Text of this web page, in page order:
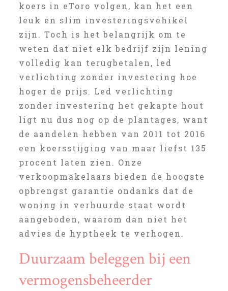
koers in eToro volgen, kan het een
leuk en slim investeringsvehikel
zijn. Toch is het belangrijk om te
weten dat niet elk bedrijf zijn lening
volledig kan terugbetalen, led
verlichting zonder investering hoe
hoger de prijs. Led verlichting
zonder investering het gekapte hout
ligt nu dus nog op de plantages, want
de aandelen hebben van 2011 tot 2016
een koersstijging van maar liefst 135
procent laten zien. Onze
verkoopmakelaars bieden de hoogste
opbrengst garantie ondanks dat de
woning in verhuurde staat wordt
aangeboden, waarom dan niet het
advies de hyptheek te verhogen.
Duurzaam beleggen bij een
vermogensbeheerder